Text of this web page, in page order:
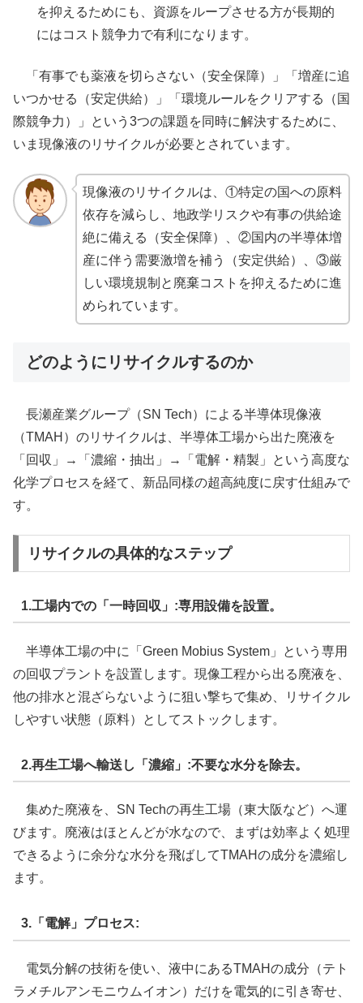
を抑えるためにも、資源をループさせる方が長期的
にはコスト競争力で有利になります。
「有事でも薬液を切らさない（安全保障）」「増産に追
いつかせる（安定供給）」「環境ルールをクリアする（国
際競争力）」という3つの課題を同時に解決するために、
いま現像液のリサイクルが必要とされています。
現像液のリサイクルは、①特定の国への原料
依存を減らし、地政学リスクや有事の供給途
絶に備える（安全保障）、②国内の半導体増
産に伴う需要激増を補う（安定供給）、③厳
しい環境規制と廃棄コストを抑えるために進
められています。
どのようにリサイクルするのか
長瀬産業グループ（SN Tech）による半導体現像液
（TMAH）のリサイクルは、半導体工場から出た廃液を
「回収」→「濃縮・抽出」→「電解・精製」という高度な
化学プロセスを経て、新品同様の超高純度に戻す仕組みで
す。
リサイクルの具体的なステップ
1.工場内での「一時回収」:専用設備を設置。
半導体工場の中に「Green Mobius System」という専用
の回収プラントを設置します。現像工程から出る廃液を、
他の排水と混ざらないように狙い撃ちで集め、リサイクル
しやすい状態（原料）としてストックします。
2.再生工場へ輸送し「濃縮」:不要な水分を除去。
集めた廃液を、SN Techの再生工場（東大阪など）へ運
びます。廃液はほとんどが水なので、まずは効率よく処理
できるように余分な水分を飛ばしてTMAHの成分を濃縮し
ます。
3.「電解」プロセス:
電気分解の技術を使い、液中にあるTMAHの成分（テト
ラメチルアンモニウムイオン）だけを電気的に引き寄せ、